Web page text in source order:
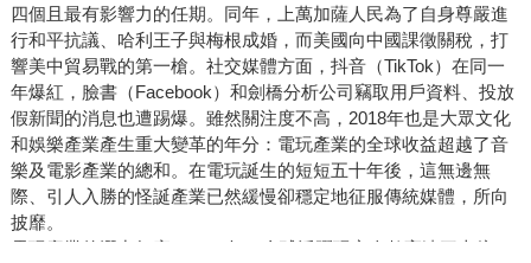
四個且最有影響力的任期。同年，上萬加薩人民為了自身尊嚴進
行和平抗議、哈利王子與梅根成婚，而美國向中國課徵關稅，打
響美中貿易戰的第一槍。社交媒體方面，抖音（TikTok）在同一
年爆紅，臉書（Facebook）和劍橋分析公司竊取用戶資料、投放
假新聞的消息也遭踢爆。雖然關注度不高，2018年也是大眾文化
和娛樂產業產生重大變革的年分：電玩產業的全球收益超越了音
樂及電影產業的總和。在電玩誕生的短短五十年後，這無邊無
際、引人入勝的怪誕產業已然緩慢卻穩定地征服傳統媒體，所向
披靡。
電玩產業的潛力無窮：2023年，全球活躍玩家人數高達三十億